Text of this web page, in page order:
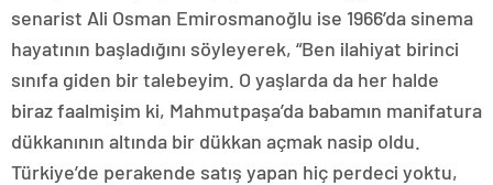
senarist Ali Osman Emirosmanoğlu ise 1966’da sinema
hayatının başladığını söyleyerek, “Ben ilahiyat birinci
sınıfa giden bir talebeyim. O yaşlarda da her halde
biraz faalmişim ki, Mahmutpaşa’da babamın manifatura
dükkanının altında bir dükkan açmak nasip oldu.
Türkiye’de perakende satış yapan hiç perdeci yoktu,